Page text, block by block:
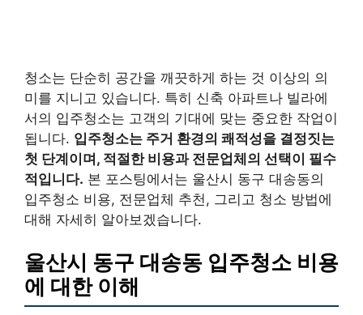
청소는 단순히 공간을 깨끗하게 하는 것 이상의 의
미를 지니고 있습니다. 특히 신축 아파트나 빌라에
서의 입주청소는 고객의 기대에 맞는 중요한 작업이
됩니다. 입주청소는 주거 환경의 쾌적성을 결정짓는
첫 단계이며, 적절한 비용과 전문업체의 선택이 필수
적입니다. 본 포스팅에서는 울산시 동구 대송동의
입주청소 비용, 전문업체 추천, 그리고 청소 방법에
대해 자세히 알아보겠습니다.
울산시 동구 대송동 입주청소 비용
에 대한 이해